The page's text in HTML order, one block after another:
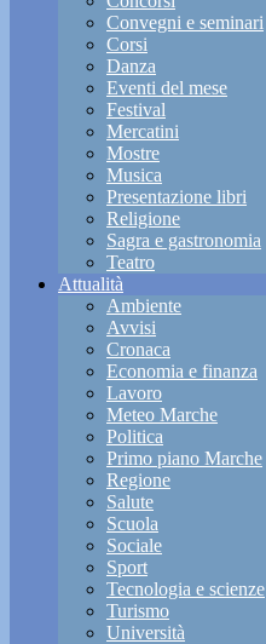
Convegni e seminari
Corsi
Danza
Eventi del mese
Festival
Mercatini
Mostre
Musica
Presentazione libri
Religione
Sagra e gastronomia
Teatro
Attualità
Ambiente
Avvisi
Cronaca
Economia e finanza
Lavoro
Meteo Marche
Politica
Primo piano Marche
Regione
Salute
Scuola
Sociale
Sport
Tecnologia e scienze
Turismo
Università